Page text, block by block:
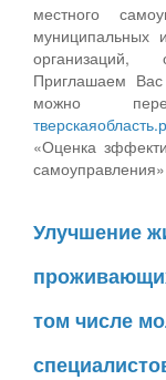
местного
муниципальных
организаций,
Приглашаем
можно
«Оценка
Улучшение
том числе